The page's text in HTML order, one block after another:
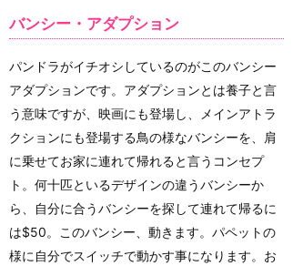
バンシー・アダプション
パンドラがイチオシしているのがこのバンシー
アダプションです。アダプションとは養子と言
う意味ですが、映画にも登場し、メインアトラ
クションにも登場する鳥の様なバンシーを、肩
に乗せてお家に連れて帰れると言うコンセプ
ト。何十匹といるデザインの違うバンシーか
ら、自分に合うバンシーを探して連れて帰るに
は$50。このバンシー、動きます。パペットの
様に自分でスイッチで動かす事になります。お